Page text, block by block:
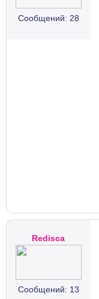
Сообщений: 28
Redisca
Сообщений: 13